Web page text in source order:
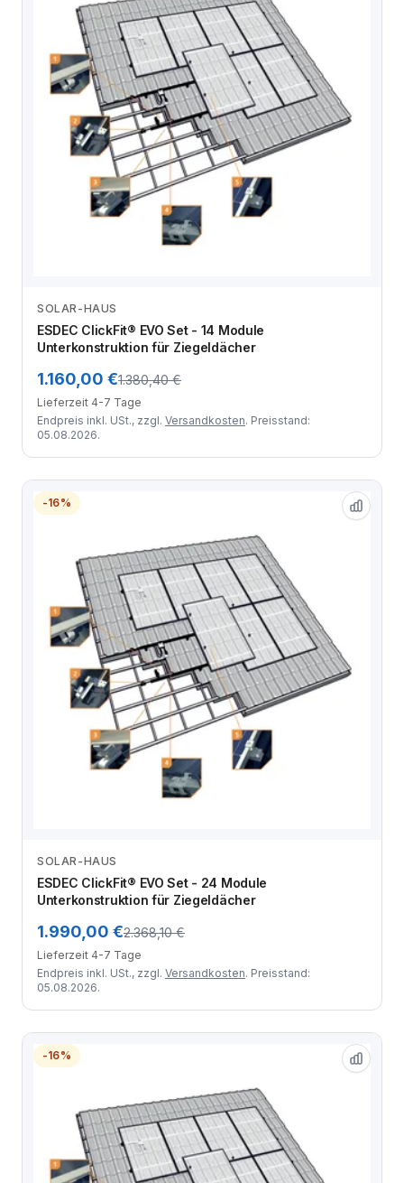
SOLAR-HAUS
ESDEC ClickFit® EVO Set - 14 Module
Unterkonstruktion für Ziegeldächer
1.160,00 €1.380,40 €
Lieferzeit 4-7 Tage
Endpreis inkl. USt., zzgl. Versandkosten. Preisstand:
05.08.2026.
-16%
SOLAR-HAUS
ESDEC ClickFit® EVO Set - 24 Module
Unterkonstruktion für Ziegeldächer
1.990,00 €2.368,10 €
Lieferzeit 4-7 Tage
Endpreis inkl. USt., zzgl. Versandkosten. Preisstand:
05.08.2026.
-16%